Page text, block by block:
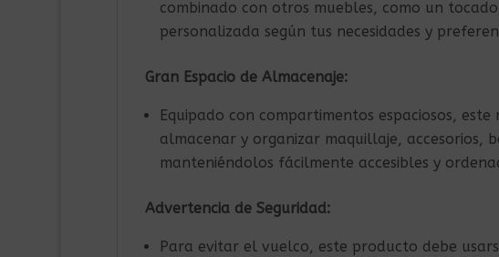
combinado con otros muebles, como un
personalizada según tus necesidades y
Gran Espacio de Almacenaje:
Equipado con compartimentos espaciosos,
almacenar y organizar maquillaje, accesorios,
manteniéndolos fácilmente accesibles y
Advertencia de Seguridad:
Para evitar el vuelco, este producto debe